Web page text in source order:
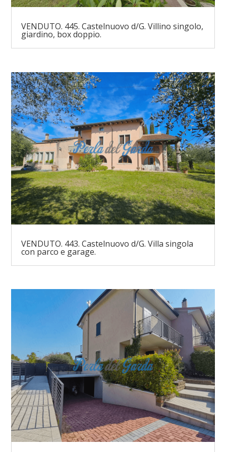
VENDUTO. 445. Castelnuovo d/G. Villino singolo,
giardino, box doppio.
VENDUTO. 443. Castelnuovo d/G. Villa singola
con parco e garage.